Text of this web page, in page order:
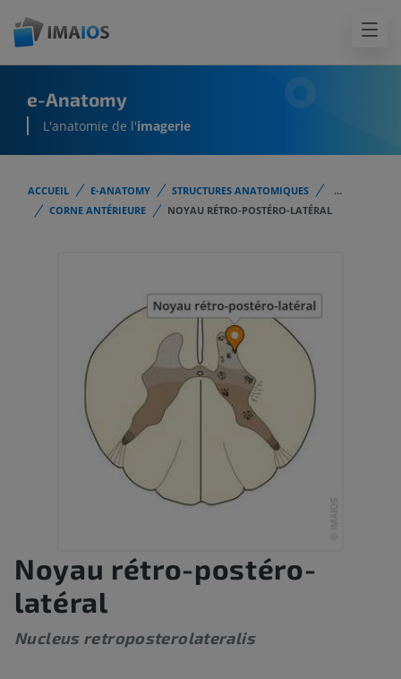
e-Anatomy
L'anatomie de l'imagerie
ACCUEIL E-ANATOMY STRUCTURES ANATOMIQUES
...
CORNE ANTÉRIEURE
NOYAU RÉTRO-POSTÉRO-LATÉRAL
Noyau rétro-postéro-
latéral
Nucleus retroposterolateralis